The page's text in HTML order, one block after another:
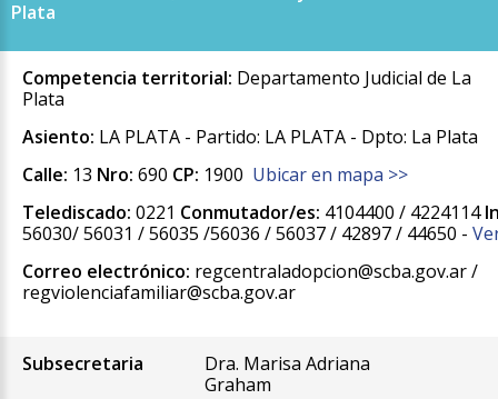
Plata
Competencia territorial: Departamento Judicial de La
Plata
Asiento: LA PLATA - Partido: LA PLATA - Dpto: La Plata
Calle: 13 Nro: 690 CP: 1900 Ubicar en mapa >>
Telediscado: 0221 Conmutador/es: 4104400 / 4224114
56030/ 56031 / 56035 /56036 / 56037 / 42897 / 44650 -
Correo electrónico: regcentraladopcion@scba.gov.ar /
regviolenciafamiliar@scba.gov.ar
Subsecretaria
Dra. Marisa Adriana
Graham